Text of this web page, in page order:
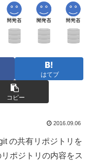
はてブ
コピー
2016.09.06
の共有リポジトリを
ポジトリの内容をス